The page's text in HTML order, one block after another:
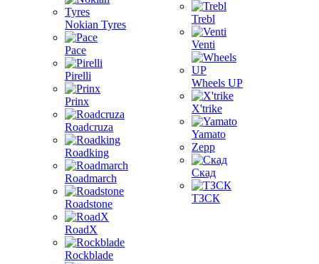
Nokian Tyres
Pace
Pirelli
Prinx
Roadcruza
Roadking
Roadmarch
Roadstone
RoadX
Rockblade
Trebl
Venti
Wheels UP
X'trike
Yamato
Zepp
Скад
ТЗСК